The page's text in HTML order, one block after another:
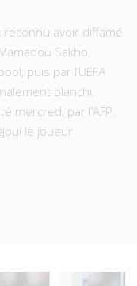
reconnu avoir diffamé
Sakho,
puis par l’UEFA
blanchi,
mercredi par l’AFP.
le joueur